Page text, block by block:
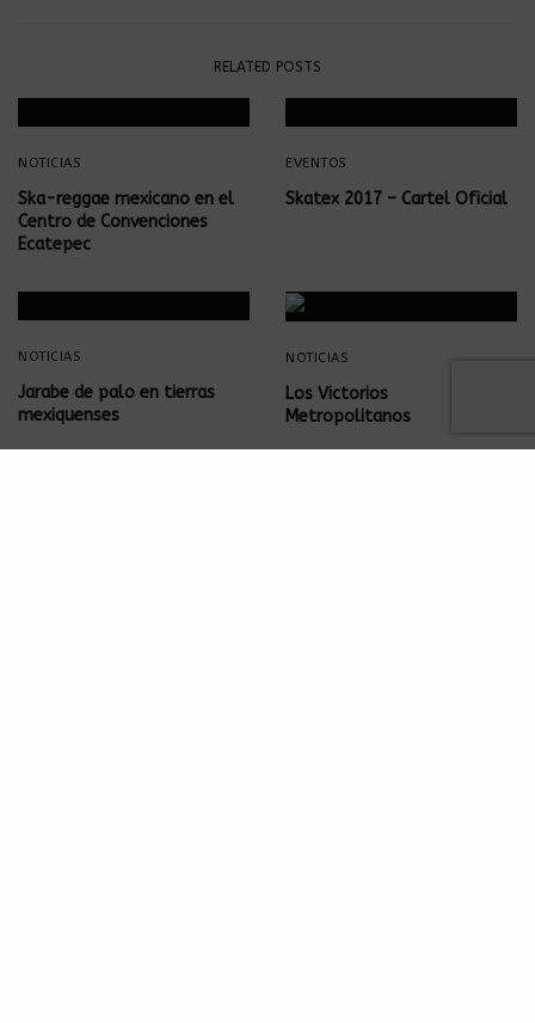
RELATED POSTS
NOTICIAS
Ska-reggae mexicano en el
Centro de Convenciones
Ecatepec
EVENTOS
Skatex 2017 – Cartel Oficial
NOTICIAS
Jarabe de palo en tierras
mexiquenses
NOTICIAS
Los Victorios
Metropolitanos